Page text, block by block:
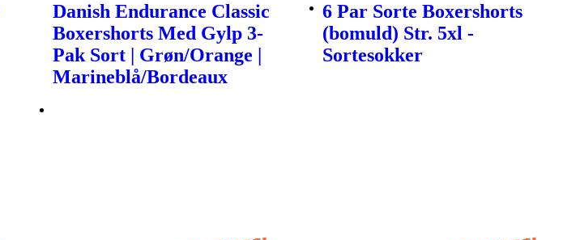
Danish Endurance Classic
Boxershorts Med Gylp 3-
Pak Sort | Grøn/Orange |
Marineblå/Bordeaux
6 Par Sorte Boxershorts
(bomuld) Str. 5xl -
Sortesokker